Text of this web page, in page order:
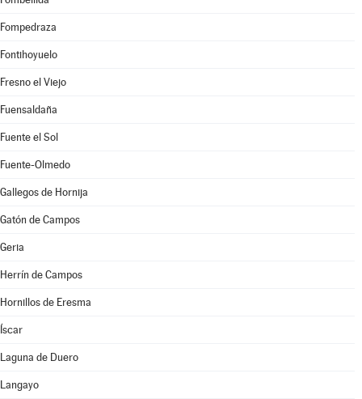
Fompedraza
Fontihoyuelo
Fresno el Viejo
Fuensaldaña
Fuente el Sol
Fuente-Olmedo
Gallegos de Hornija
Gatón de Campos
Geria
Herrín de Campos
Hornillos de Eresma
Íscar
Laguna de Duero
Langayo